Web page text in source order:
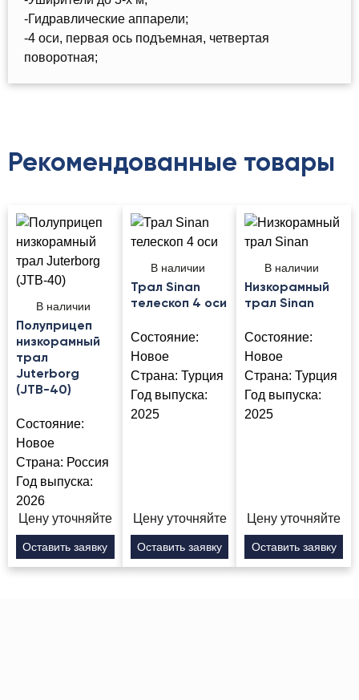
-Гидравлические аппарели;
-4 оси, первая ось подъемная, четвертая
поворотная;
Рекомендованные товары
В наличии
Полуприцеп
низкорамный
трал
Juterborg
(JTB-40)
Состояние:
Новое
Страна: Россия
Год выпуска:
2026
Цену уточняйте
Оставить заявку
В наличии
Трал Sinan
телескоп 4 оси
Состояние:
Новое
Страна: Турция
Год выпуска:
2025
Цену уточняйте
Оставить заявку
В наличии
Низкорамный
трал Sinan
Состояние:
Новое
Страна:Турция
Год выпуска:
2025
Цену уточняйте
Оставить заявку